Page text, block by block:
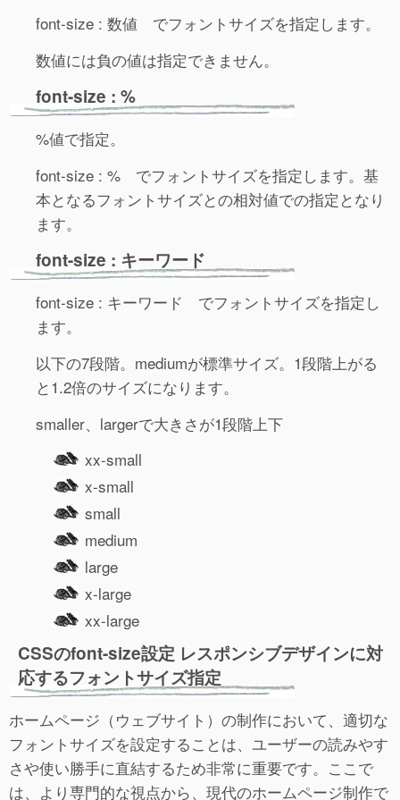
font-size : 数値 でフォントサイズを指定します。
数値には負の値は指定できません。
font-size : %
%値で指定。
font-size : % でフォントサイズを指定します。基
本となるフォントサイズとの相対値での指定となり
ます。
font-size : キーワード
font-size : キーワード でフォントサイズを指定し
ます。
以下の7段階。mediumが標準サイズ。1段階上がる
と1.2倍のサイズになります。
smaller、largerで大きさが1段階上下
xx-small
x-small
small
medium
large
x-large
xx-large
CSSのfont-size設定 レスポンシブデザインに対
応するフォントサイズ指定
ホームページ（ウェブサイト）の制作において、適切な
フォントサイズを設定することは、ユーザーの読みやす
さや使い勝手に直結するため非常に重要です。ここで
は、より専門的な視点から、現代のホームページ制作で